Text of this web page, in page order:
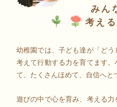
みん
考え
幼稚園では、子ども達が「ど
考えて行動する力を育てます
て、たくさんほめて、自信へと
遊びの中で心を育み、考える